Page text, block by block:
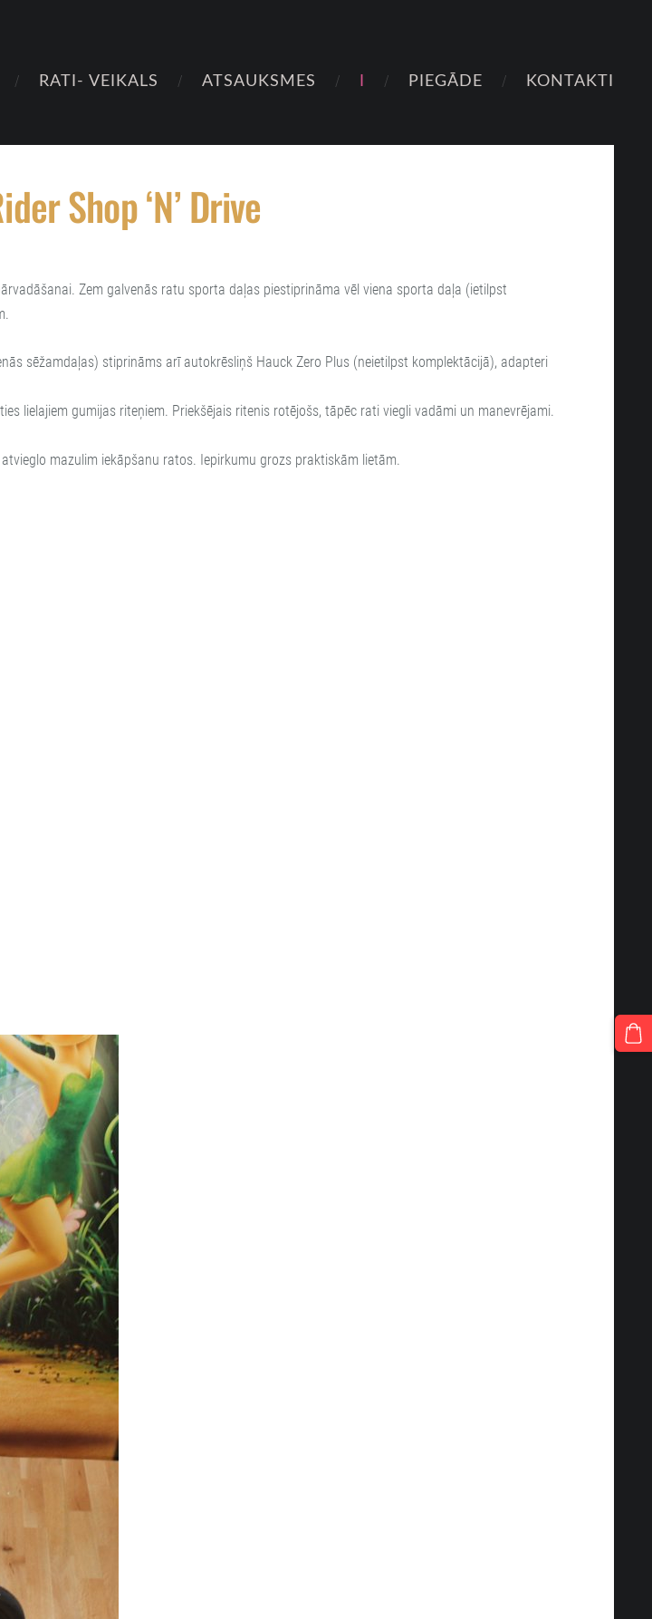
RATI- VEIKALS ATSAUKSMES I PIEGĀDE KONTAKTI
Shop ‘N’ Drive
Zem galvenās ratu sporta daļas piestiprināma vēl viena sporta daļa (ietilpst
sēžamdaļas) stiprināms arī autokrēsliņš Hauck Zero Plus (neietilpst komplektācijā), adapteri
lielajiem gumijas riteņiem. Priekšējais ritenis rotējošs, tāpēc rati viegli vadāmi un manevrējami.
mazulim iekāpšanu ratos. Iepirkumu grozs praktiskām lietām.